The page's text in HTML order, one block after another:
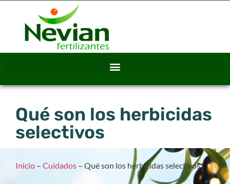
Qué son los herbicidas
selectivos
Inicio – Cuidados – Qué son los herbicidas selectivos